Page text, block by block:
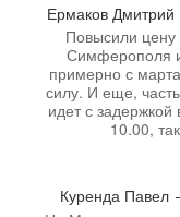
Ермаков Дмитрий
Повысили цену
Симферополя
примерно с
силу. И еще,
идет с
10.00,
Куренда Павел